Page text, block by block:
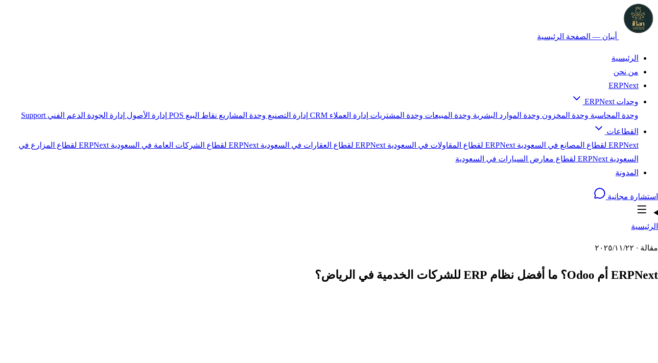
أيبان — الصفحة الرئيسية
الرئيسية
من نحن
ERPNext
وحدات ERPNext
وحدة المحاسبة وحدة المخزون وحدة الموارد البشرية وحدة المبيعات وحدة المشتريات إدارة العملاء CRM إدارة التصنيع وحدة المشاريع نقاط البيع POS إدارة الأصول إدارة الجودة الدعم الفني Support
القطاعات
ERPNext لقطاع المصانع في السعودية
ERPNext لقطاع المقاولات في السعودية ERPNext لقطاع العقارات في السعودية ERPNext لقطاع الشركات العامة في السعودية
ERPNext لقطاع المزارع في
السعودية ERPNext لقطاع معارض السيارات في السعودية
المدونة
استشارة مجانية
الرئيسية
مقالة · ٢٢‏/١١‏/٢٠٢٥
ERPNext أم Odoo؟ ما أفضل نظام ERP للشركات الخدمية في الرياض؟